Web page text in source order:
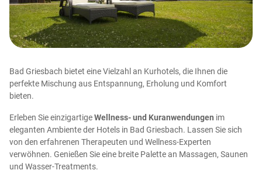
Bad Griesbach bietet eine Vielzahl an Kurhotels, die Ihnen die
perfekte Mischung aus Entspannung, Erholung und Komfort
bieten.
Erleben SieeinzigartigeWellness- und Kuranwendungen im
eleganten Ambienteder Hotels in Bad Griesbach. Lassen Sie sich
von den erfahrenen Therapeuten und Well ness-Experten
verwöhnen. Genießen Sieeine breite Pal ettean Massagen, Saunen
und Wasser-Treatments.